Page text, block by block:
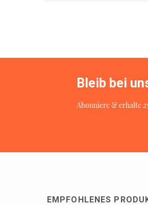
Bleib bei
Abonniere & erhalte
EMPFOHLENES